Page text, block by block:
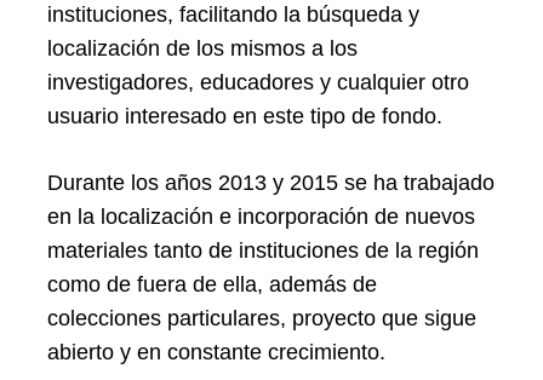
instituciones, facilitando la búsqueda y
localización de los mismos a los
investigadores, educadores y cualquier otro
usuario interesado en este tipo de fondo.
Durante los años 2013 y 2015 se ha trabajado
en la localización e incorporación de nuevos
materiales tanto de instituciones de la región
como de fuera de ella, además de
colecciones particulares, proyecto que sigue
abierto y en constante crecimiento.